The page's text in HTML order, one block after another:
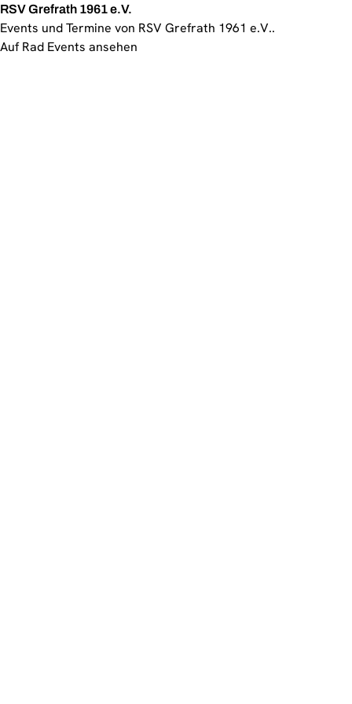
RSV Grefrath 1961 e.V.
Events und Termine von RSV Grefrath 1961 e.V..
Auf Rad Events ansehen